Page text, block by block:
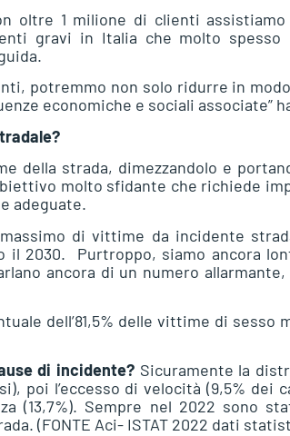
oltre 1 milione di clienti
gravi in Italia che molto
potremmo non solo ridurre in
economiche e sociali associate”
della strada, dimezzandolo e
molto sfidante che richiede
adeguate.
di vittime da incidente
il 2030. Purtroppo, siamo ancora
ancora di un numero
dell’81,5% delle vittime di sesso
di incidente?Sicuramente la
poi l’eccesso di velocità (9,5% dei
(13,7%). Sempre nel 2022 sono
(FONTE Aci- ISTAT 2022 dati